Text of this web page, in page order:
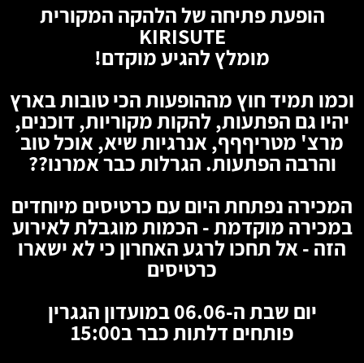
הופעת פתיחה של הלהקה המקורית
KIRISUTE
מומלץ להגיע מוקדם!
וכמו תמיד חוץ מההופעות הכי טובות בארץ
יהיו גם הפתעות, להקות מקוריות, דוכנים,
מרצ' מטריףףף, אנרגיות שיא, אוכל טוב
והרבה הפתעות. הגרלות כבר אמרנו??
המכירה נפתחת היום עם כרטיסים מיוחדים
במכירה מוקדמת - הכמות מוגבלת לאירוע
הזה - אל תחכו לרגע האחרון כי לא ישארו
כרטיסים
יום שבת ה-06.06 במועדון הגגרין
פותחים דלתות כבר ב15:00